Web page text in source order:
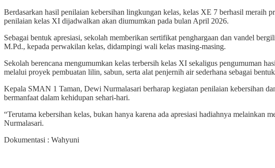
Berdasarkan hasil penilaian kebersihan lingkungan kelas, kelas XE 7 berhasil
penilaian kelas XI dijadwalkan akan diumumkan pada bulan April 2026.
Sebagai bentuk apresiasi, sekolah memberikan sertifikat penghargaan dan vandel
M.Pd., kepada perwakilan kelas, didampingi wali kelas masing-masing.
Sekolah berencana mengumumkan kelas terbersih kelas XI sekaligus pengumuman
melalui proyek pembuatan lilin, sabun, serta alat penjernih air sederhana sebagai
Kepala SMAN 1 Taman, Dewi Nurmalasari berharap kegiatan penilaian kebersihan
bermanfaat dalam kehidupan sehari-hari.
“Terutama kebersihan kelas, bukan hanya karena ada apresiasi hadiahnya
Nurmalasari.
Dokumentasi : Wahyuni